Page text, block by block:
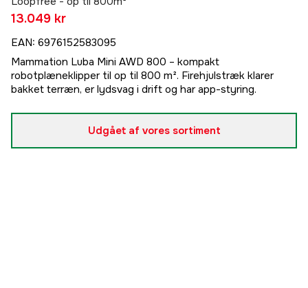
13.049 kr
EAN: 6976152583095
Mammation Luba Mini AWD 800 – kompakt
robotplæneklipper til op til 800 m². Firehjulstræk klarer
bakket terræn, er lydsvag i drift og har app-styring.
Udgået af vores sortiment